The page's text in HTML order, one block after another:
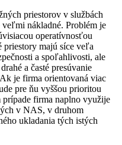
priestorov v službách
nákladné. Problém je
operatívnosťou
priestory majú síce veľa
a spoľahlivosti, ale
a časté presúvanie
je firma orientovaná viac
pre ňu vyššou prioritou
firma naplno využije
v NAS, v druhom
ukladania tých istých